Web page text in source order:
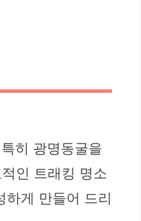
히 광명동굴을
인 트래킹 명소
하게 만들어 드리